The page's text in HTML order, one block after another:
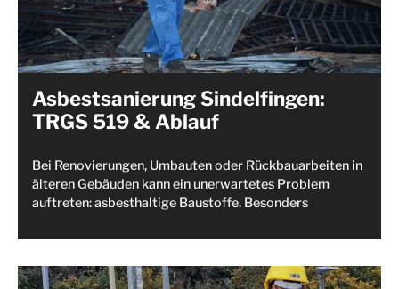
Asbestsanierung Sindelfingen:
TRGS 519 & Ablauf
Bei Renovierungen, Umbauten oder Rückbauarbeiten in
älteren Gebäuden kann ein unerwartetes Problem
auftreten: asbesthaltige Baustoffe. Besonders